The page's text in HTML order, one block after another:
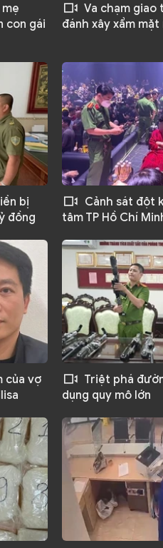
Tìm kiếm
con gái
Va chạm giao
đánh xây xẩm mặt
bị
đồng
Cảnh sát đột
tâm TP Hồ Chí
của vợ
Triệt phá
dụng quy mô lớn